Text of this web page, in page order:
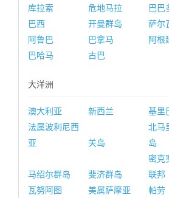
库拉索
危地马拉
巴巴
巴西
开曼群岛
萨尔
阿鲁巴
巴拿马
阿根
巴哈马
古巴
大洋洲
澳大利亚 新西兰
基里
法属波利尼西
亚
关岛
北马
岛
马绍尔群岛 斐济群岛
密克
联邦
瓦努阿图
美属萨摩亚
帕劳